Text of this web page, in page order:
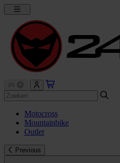
Motocross
Mountainbike
Outlet
Previous